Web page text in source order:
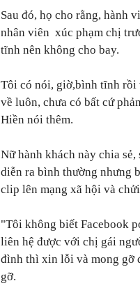
Sau đó, họ cho rằng, hành
nhân viên xúc phạm chị
tĩnh nên không cho bay.
Tôi có nói, giờ,bình tĩnh rồi
về luôn, chưa có bất cứ
Hiền nói thêm.
Nữ hành khách này chia
diễn ra bình thường nhưng
clip lên mạng xã hội và
"Tôi không biết Facebook
liên hệ được với chị gái
đình thì xin lỗi và mong gỡ
gỡ.